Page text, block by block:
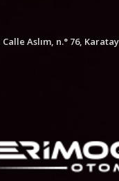
Aslım, n.° 76,